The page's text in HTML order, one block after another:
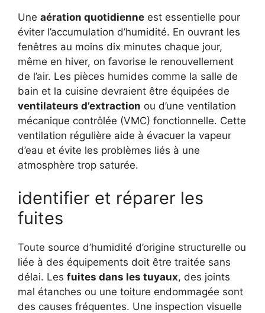
Une aération quotidienne est essentielle pour
éviter l’accumulation d’humidité. En ouvrant les
fenêtres au moins dix minutes chaque jour,
même en hiver, on favorise le renouvellement
de l’air. Les pièces humides comme la salle de
bain et la cuisine devraient être équipées de
ventilateurs d’extraction ou d’une ventilation
mécanique contrôlée (VMC) fonctionnelle. Cette
ventilation régulière aide à évacuer la vapeur
d’eau et évite les problèmes liés à une
atmosphère trop saturée.
identifier et réparer les
fuites
Toute source d’humidité d’origine structurelle ou
liée à des équipements doit être traitée sans
délai. Les fuites dans les tuyaux, des joints
mal étanches ou une toiture endommagée sont
des causes fréquentes. Une inspection visuelle